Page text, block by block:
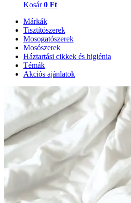
Kosár 0 Ft
Márkák
Tisztítószerek
Mosogatószerek
Mosószerek
Háztartási cikkek és higiénia
Témák
Akciós ajánlatok